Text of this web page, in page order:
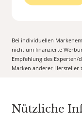
Bei individuellen
nicht um finanzierte
Empfehlung des Experten/
Marken anderer Hersteller
Nützliche